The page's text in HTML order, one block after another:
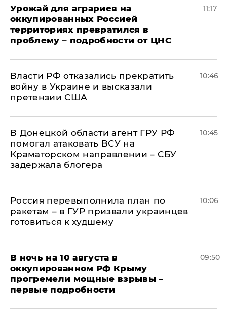
Урожай для аграриев на
оккупированных Россией
территориях превратился в
проблему – подробности от ЦНС
11:17
Власти РФ отказались прекратить
войну в Украине и высказали
претензии США
10:46
В Донецкой области агент ГРУ РФ
помогал атаковать ВСУ на
Краматорском направлении – СБУ
задержала блогера
10:45
Россия перевыполнила план по
ракетам – в ГУР призвали украинцев
готовиться к худшему
10:06
В ночь на 10 августа в
оккупированном РФ Крыму
прогремели мощные взрывы –
первые подробности
09:50